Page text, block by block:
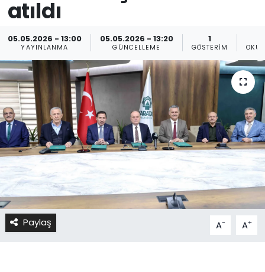
atıldı
05.05.2026 - 13:00
YAYINLANMA
05.05.2026 - 13:20
GÜNCELLEME
1
GÖSTERIM
Paylaş A- A+